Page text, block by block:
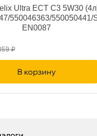
Ultra ECT C3 5W30
550046363/550050441/
EN0087
₽
корзину